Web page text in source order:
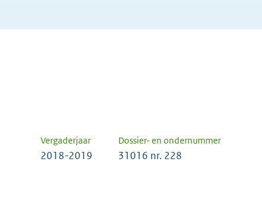
Vergaderjaar Dossier- en ondernummer
2018-2019 31016 nr. 228